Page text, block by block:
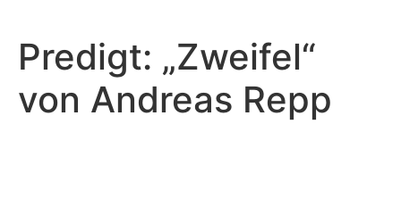
Predigt: „Zweifel“
von Andreas Repp